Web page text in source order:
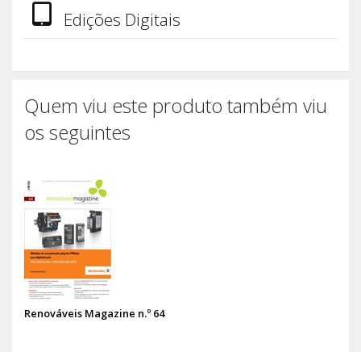
Edições Digitais
Quem viu este produto também viu
os seguintes
Renováveis Magazine n.º 64